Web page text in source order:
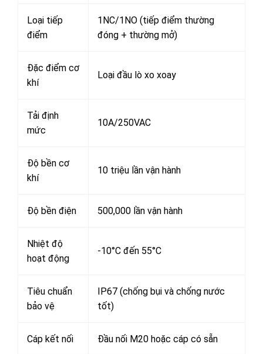
Loại tiếp
điểm
1NC/1NO (tiếp điểm thường
đóng + thường mở)
Đặc điểm cơ
khí
Loại đầu lò xo xoay
Tải định
mức
10A/250VAC
Độ bền cơ
khí
10 triệu lần vận hành
Độ bền điện 500,000 lần vận hành
Nhiệt độ
hoạt động
-10°C đến 55°C
Tiêu chuẩn
bảo vệ
IP67 (chống bụi và chống nước
tốt)
Cáp kết nối Đầu nối M20 hoặc cáp có sẵn